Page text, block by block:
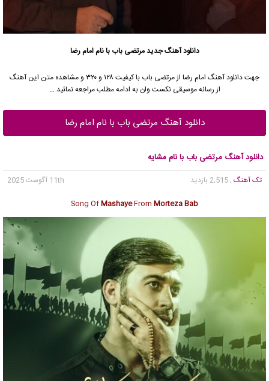
دانلود آهنگ جدیدمرتضی باب با نام امام رضا
جهت دانلود آهنگ امام رضا ازمرتضی باب
با کیفیت ۱۲۸ و ۳۲۰ و مشاهده متن این آهنگ
از رسانه موسیقی نکست وان به ادامه مطلب مراجعه نمائید …
دانلود آهنگ مرتضی باب با نام امام رضا
دانلود آهنگ مرتضی باب با نام مشایه
تک آهنگ , 2,515 بازدید
11th آگوست 2025
Song OfMashayeFrom Morteza Bab